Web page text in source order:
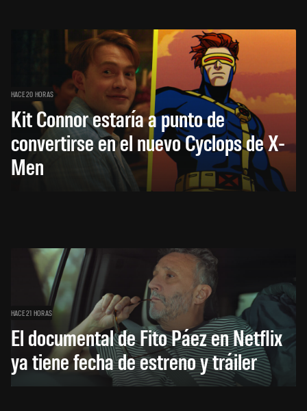
HACE 20 HORAS
Kit Connor estaría a punto de
convertirse en el nuevo Cyclops de X-
Men
HACE 21 HORAS
El documental de Fito Páez en Netflix
ya tiene fecha de estreno y tráiler